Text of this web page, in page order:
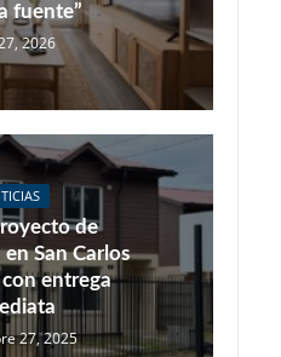
fuente”
2026
de
San Carlos
entrega
27, 2025